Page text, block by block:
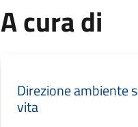
A cura di
Direzione ambiente
vita